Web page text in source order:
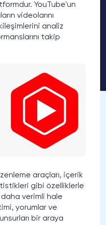
YouTube'un
videolarını
analiz
takip
araçları, içerik
gibi özelliklerle
verimli hale
yorumlar ve
bir araya